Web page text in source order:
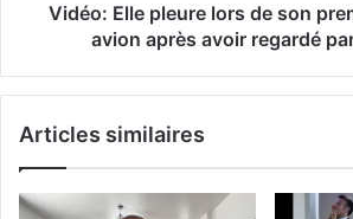
Vidéo: Elle pleure lors de son
avion après avoir regardé
Articles similaires